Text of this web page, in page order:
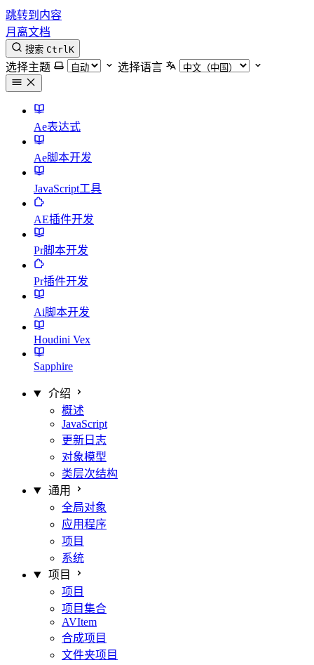
跳转到内容
月离文档
搜索 CtrlK
选择主题 选择语言
Ae表达式
Ae脚本开发
JavaScript工具
AE插件开发
Pr脚本开发
Pr插件开发
Ai脚本开发
Houdini Vex
Sapphire
介绍
概述
JavaScript
更新日志
对象模型
类层次结构
通用
全局对象
应用程序
项目
系统
项目
项目
项目集合
AVItem
合成项目
文件夹项目